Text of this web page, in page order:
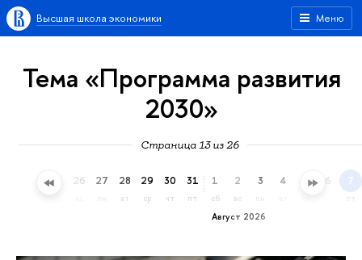
Меню
Высшая школа экономики
Тема «Программа развития
2030»
Страница 13 из 26
25 26 27 28
вт
29
ср
30
чт
31
пт
Август 2026
1
сб
2
вс
3 4 5 6 7
пт